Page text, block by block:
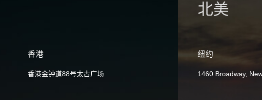
香港
香港金钟道88号太古广场
北美
纽约
1460 Broadway,